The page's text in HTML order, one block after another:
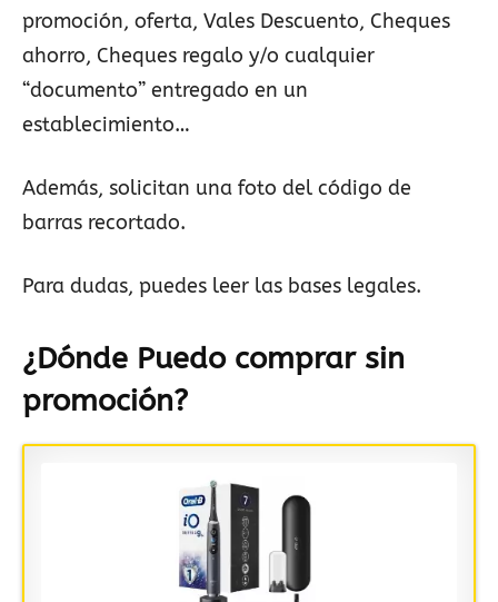
promoción, oferta, Vales Descuento, Cheques
ahorro, Cheques regalo y/o cualquier
“documento” entregado en un
establecimiento…
Además, solicitan una foto del código de
barras recortado.
Para dudas, puedes leer las bases legales.
¿Dónde Puedo comprar sin
promoción?